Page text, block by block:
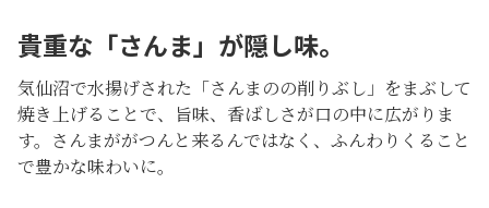
貴重な「さんま」が隠し味。
気仙沼で水揚げされた「さんまのの削りぶし」をまぶして
焼き上げることで、旨味、香ばしさが口の中に広がりま
す。さんまががつんと来るんではなく、ふんわりくること
で豊かな味わいに。